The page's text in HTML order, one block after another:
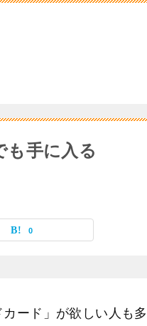
も手に入る
0
ード」が欲しい人も多